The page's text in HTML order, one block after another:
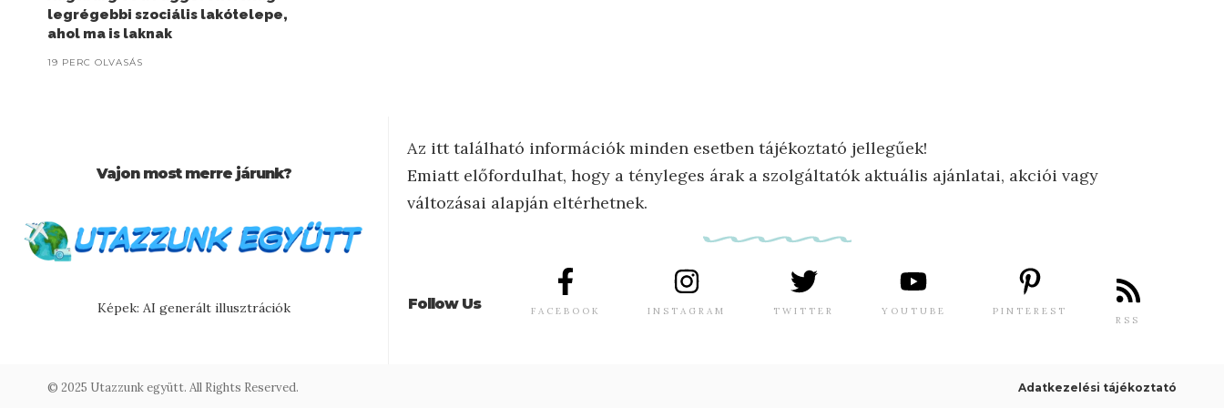
legrégebbi szociális lakótelepe,
ahol ma is laknak
19 PERC OLVASÁS
Vajon most merre járunk?
Képek: AI generált illusztrációk
Az itt található információk minden esetben tájékoztató jellegűek!
Emiatt előfordulhat, hogy a tényleges árak a szolgáltatók aktuális ajánlatai, akciói vagy
változásai alapján eltérhetnek.
Follow Us FACEBOOK INSTAGRAM TWITTER YOUTUBE PINTEREST
RSS
© 2025 Utazzunk együtt. All Rights Reserved. Adatkezelési tájékoztató